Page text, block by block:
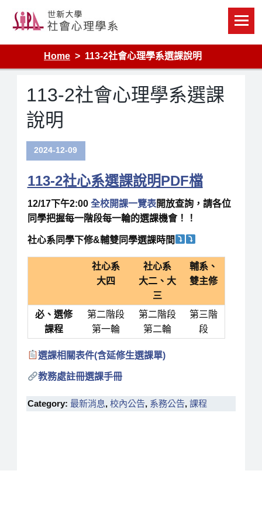
content
Home 113-2社會心理學系選課說明
113-2社會心理學系選課
說明
2024-12-09
113-2社心系選課說明PDF檔
12/17下午2:00 全校開課一覽表開放查詢， 請各位
同學把握每一階段每一輪的選課機會！！
社心系同學下修&輔雙同學選課時間
社心系
大四
社心系
大二、大
三
輔系、
雙主修
必、選修
課程
第二階段
第一輪
第二階段
第二輪
第三階
段
選課相關表件(含延修生選課單)
教務處註冊選課手冊
Category: 最新消息, 校內公告, 系務公告, 課程